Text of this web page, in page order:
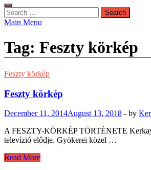
Search
for:
Main Menu
Tag: Feszty körkép
Feszty körkép
Feszty körkép
December 11, 2014August 13, 2018 - by
A FESZTY-KÖRKÉP TÖRTÉNETE
televízió elődje. Gyökerei közel …
Feszty
Read More